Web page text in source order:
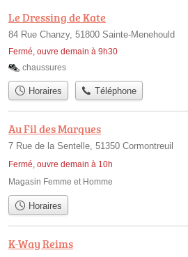
Le Dressing de Kate
84 Rue Chanzy, 51800 Sainte-Menehould
Fermé, ouvre demain à 9h30
chaussures
Horaires Téléphone
Au Fil des Marques
7 Rue de la Sentelle, 51350 Cormontreuil
Fermé, ouvre demain à 10h
Magasin Femme et Homme
Horaires
K-Way Reims